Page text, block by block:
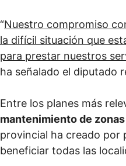
“Nuestro compromiso
la difícil situación que
para prestar nuestros
ha señalado el diputado
Entre los planes más
mantenimiento de
provincial ha creado por
beneficiar todas las